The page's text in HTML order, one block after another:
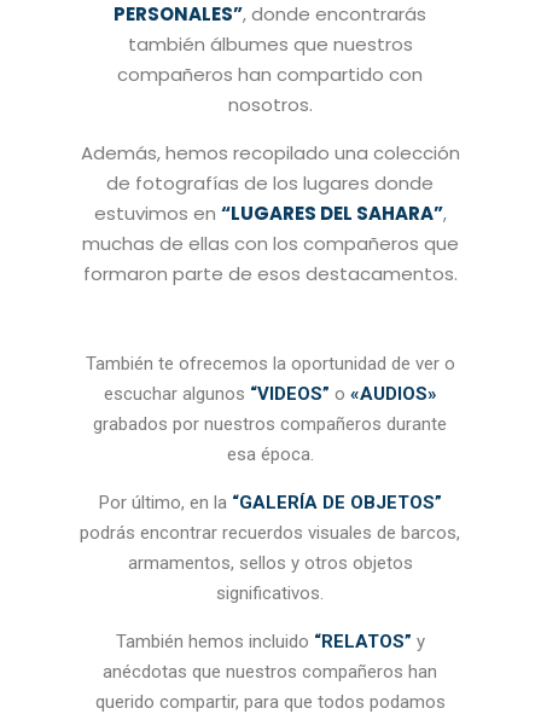
PERSONALES”, donde encontrarás
también álbumes que nuestros
compañeros han compartido con
nosotros.
Además, hemos recopilado una colección
de fotografías de los lugares donde
estuvimos en “LUGARES DEL SAHARA”,
muchas de ellas con los compañeros que
formaron parte de esos destacamentos.
También te ofrecemos la oportunidad de ver o
escuchar algunos “VIDEOS” o «AUDIOS»
grabados por nuestros compañeros durante
esa época.
Por último, en la “GALERÍA DE OBJETOS”
podrás encontrar recuerdos visuales de barcos,
armamentos, sellos y otros objetos
significativos.
También hemos incluido “RELATOS” y
anécdotas que nuestros compañeros han
querido compartir, para que todos podamos